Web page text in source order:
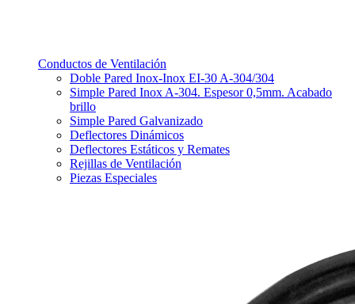
Conductos de Ventilación
Doble Pared Inox-Inox EI-30 A-304/304
Simple Pared Inox A-304. Espesor 0,5mm. Acabado
brillo
Simple Pared Galvanizado
Deflectores Dinámicos
Deflectores Estáticos y Remates
Rejillas de Ventilación
Piezas Especiales